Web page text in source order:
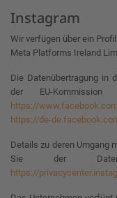
Instagram
Wir verfügen über ein
Meta Platforms Ireland
Die Datenübertragung in
der EU-
https://
https://de-
Details zu deren Umgang
Sie der
https://